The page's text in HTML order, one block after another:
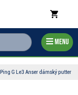
Menu
Ping G Le3 Anser dámský putter